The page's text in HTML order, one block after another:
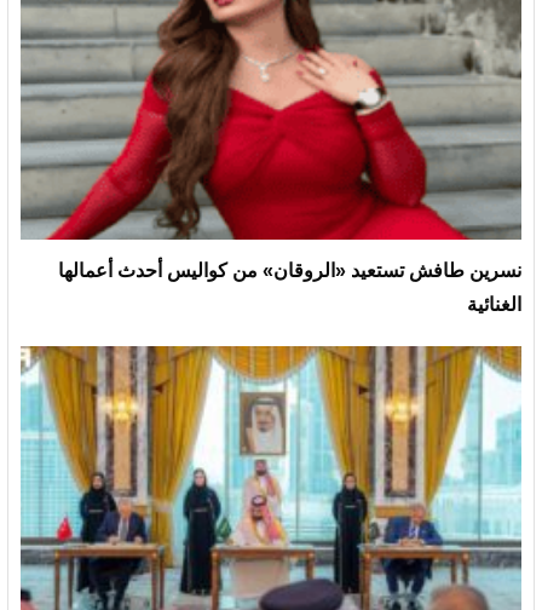
نسرين طافش تستعيد «الروقان» من كواليس أحدث أعمالها
الغنائية